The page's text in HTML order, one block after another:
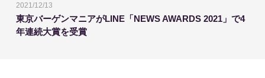
2021/12/13
東京バーゲンマニアがLINE「NEWS AWARDS 2021」で4
年連続大賞を受賞